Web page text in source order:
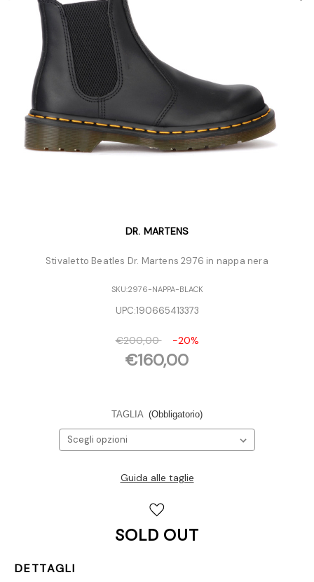
DR. MARTENS
Stivaletto Beatles Dr. Martens 2976 in nappa nera
SKU:2976-NAPPA-BLACK
UPC:190665413373
€200,00 -20%
€160,00
TAGLIA (Obbligatorio)
Guida alle taglie
SOLD OUT
DETTAGLI